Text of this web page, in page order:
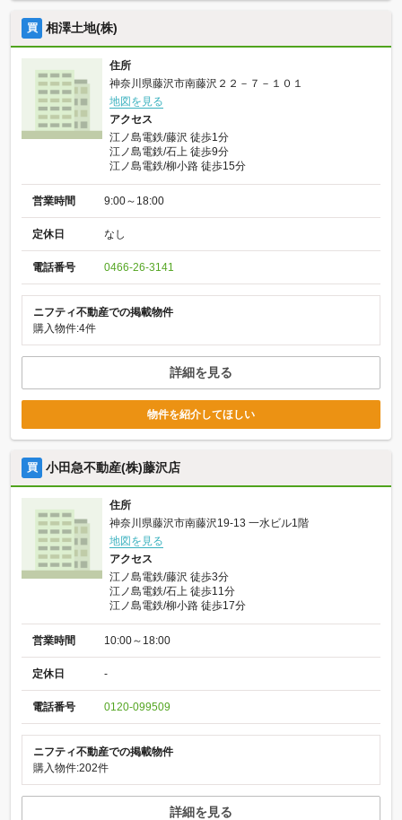
買 相澤土地(株)
住所
神奈川県藤沢市南藤沢２２－７－１０１
地図を見る
アクセス
江ノ島電鉄/藤沢 徒歩1分
江ノ島電鉄/石上 徒歩9分
江ノ島電鉄/柳小路 徒歩15分
営業時間 9:00～18:00
定休日 なし
電話番号 0466-26-3141
ニフティ不動産での掲載物件
購入物件:4件
詳細を見る
物件を紹介してほしい
買 小田急不動産(株)藤沢店
住所
神奈川県藤沢市南藤沢19-13 一水ビル1階
地図を見る
アクセス
江ノ島電鉄/藤沢 徒歩3分
江ノ島電鉄/石上 徒歩11分
江ノ島電鉄/柳小路 徒歩17分
営業時間 10:00～18:00
定休日 -
電話番号 0120-099509
ニフティ不動産での掲載物件
購入物件:202件
詳細を見る